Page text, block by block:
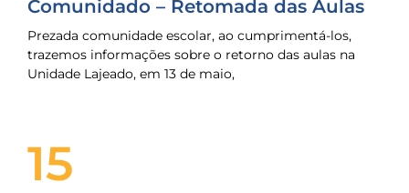
Comunidado – Retomada das Aulas
Prezada comunidade escolar, ao cumprimentá-los,
trazemos informações sobre o retorno das aulas na
Unidade Lajeado, em 13 de maio,
15